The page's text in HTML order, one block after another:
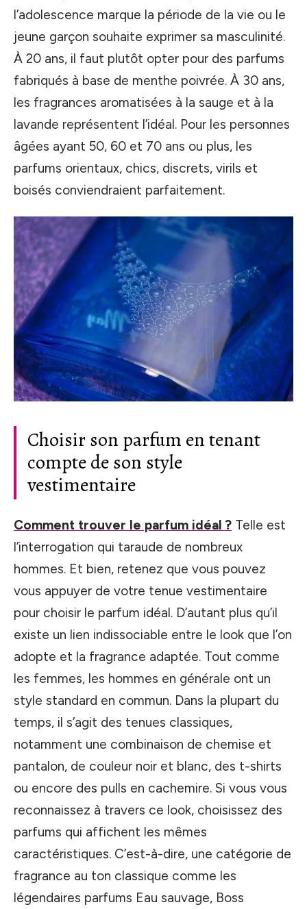
l’adolescence marque la période de la vie ou le
jeune garçon souhaite exprimer sa masculinité.
À 20 ans, il faut plutôt opter pour des parfums
fabriqués à base de menthe poivrée. À 30 ans,
les fragrances aromatisées à la sauge et à la
lavande représentent l’idéal. Pour les personnes
âgées ayant 50, 60 et 70 ans ou plus, les
parfums orientaux, chics, discrets, virils et
boisés conviendraient parfaitement.
Choisir son parfum en tenant
compte de son style
vestimentaire
Comment trouver le parfum idéal ? Telle est
l’interrogation qui taraude de nombreux
hommes. Et bien, retenez que vous pouvez
vous appuyer de votre tenue vestimentaire
pour choisir le parfum idéal. D’autant plus qu’il
existe un lien indissociable entre le look que l’on
adopte et la fragrance adaptée. Tout comme
les femmes, les hommes en générale ont un
style standard en commun. Dans la plupart du
temps, il s’agit des tenues classiques,
notamment une combinaison de chemise et
pantalon, de couleur noir et blanc, des t-shirts
ou encore des pulls en cachemire. Si vous vous
reconnaissez à travers ce look, choisissez des
parfums qui affichent les mêmes
caractéristiques. C’est-à-dire, une catégorie de
fragrance au ton classique comme les
légendaires parfums Eau sauvage, Boss